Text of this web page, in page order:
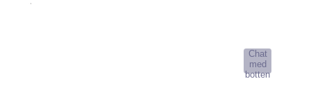
Chat
med
botten